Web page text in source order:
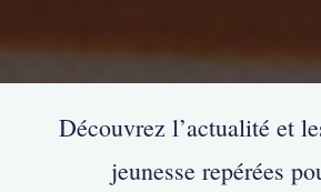
Découvrez l’actualité et
jeunesse repérées